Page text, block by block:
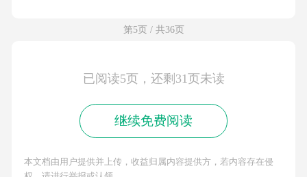
第5页 / 共36页
已阅读5页，还剩31页未读
继续免费阅读
本文档由用户提供并上传，收益归属内容提供方，若内容存在侵